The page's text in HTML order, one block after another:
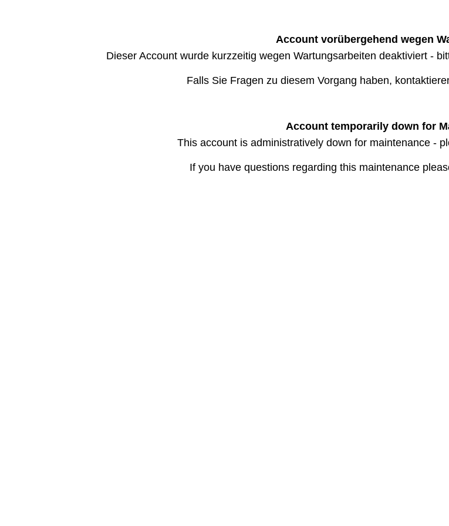
Account vorübergehend wegen
Dieser Account wurde kurzzeitig wegen Wartungsarbeiten deaktiviert -
Falls Sie Fragen zu diesem Vorgang haben,
Account temporarily down for
This account is administratively down for maintenance -
If you have questions regarding this maintenance